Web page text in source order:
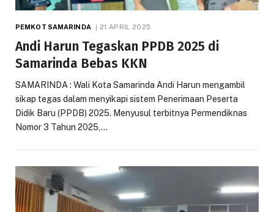
PEMKOT SAMARINDA 21 APRIL 2025
Andi Harun Tegaskan PPDB 2025 di
Samarinda Bebas KKN
SAMARINDA : Wali Kota Samarinda Andi Harun mengambil
sikap tegas dalam menyikapi sistem Penerimaan Peserta
Didik Baru (PPDB) 2025. Menyusul terbitnya Permendiknas
Nomor 3 Tahun 2025,…